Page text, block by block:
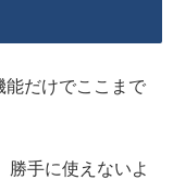
能だけでここまで
勝手に使えないよ